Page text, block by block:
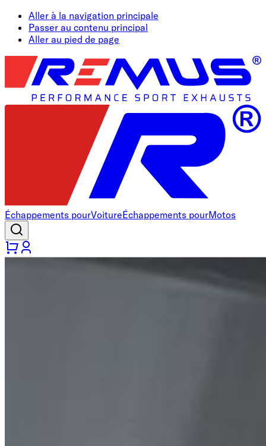
Aller à la navigation principale
Passer au contenu principal
Aller au pied de page
Échappements pourVoitureÉchappements pourMotos